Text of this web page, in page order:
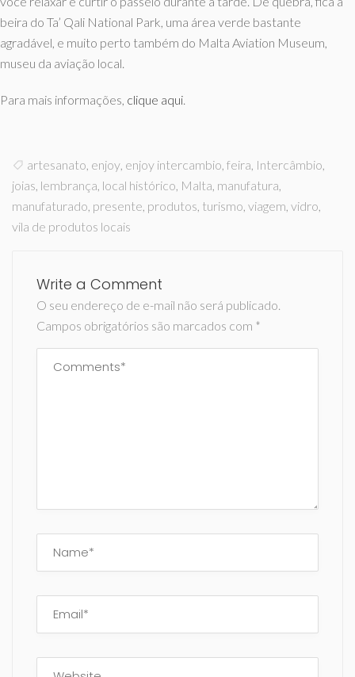
beira do Ta’ Qali National Park, uma área verde bastante
agradável, e muito perto também do Malta Aviation Museum,
museu da aviação local.
Para mais informações, clique aqui
artesanato enjoy enjoy intercambio feira Intercâmbio
joias lembrança local histórico Malta manufatura
manufaturado presente produtos turismo viagem vidro
vila de produtos locais
Write a Comment
O seu endereço de e-mail não será publicado.
Campos obrigatórios são marcados com *